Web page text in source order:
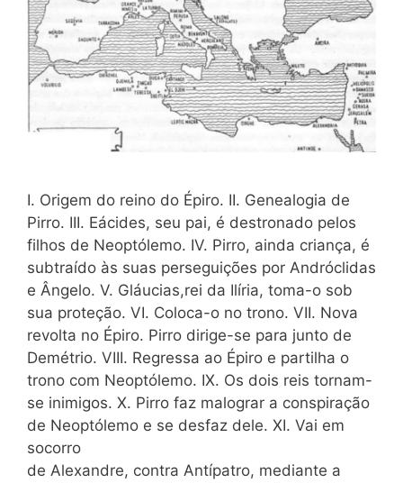
I. Origem do reino do Épiro. II. Genealogia de
Pirro. III. Eácides, seu pai, é destronado pelos
filhos de Neoptólemo. IV. Pirro, ainda criança, é
subtraído às suas perseguições por Andróclidas
e Ângelo. V. Gláucias,rei da Ilíria, toma-o sob
sua proteção. VI. Coloca-o no trono. VII. Nova
revolta no Épiro. Pirro dirige-se para junto de
Demétrio. VIII. Regressa ao Épiro e partilha o
trono com Neoptólemo. IX. Os dois reis tornam-
se inimigos. X. Pirro faz malograr a conspiração
de Neoptólemo e se desfaz dele. XI. Vai em
socorro
de Alexandre, contra Antípatro, mediante a